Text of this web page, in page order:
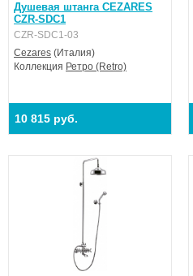
Душевая штанга CEZARES
CZR-SDC1
CZR-SDC1-03
Cezares (Италия)
Коллекция Ретро (Retro)
10 815 руб.